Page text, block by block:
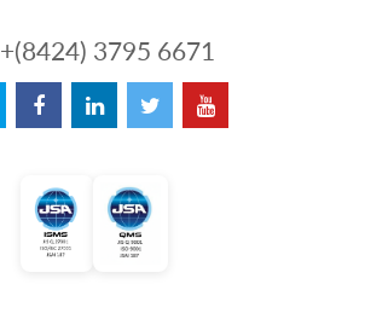
+(8424) 3795 6671